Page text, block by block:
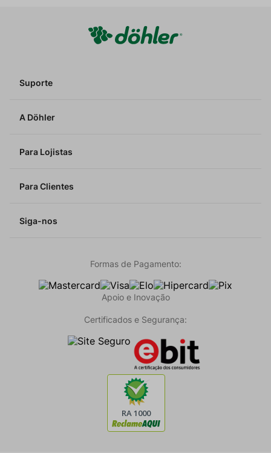
Suporte
A Döhler
Para Lojistas
Para Clientes
Siga-nos
Formas de Pagamento:
Apoio e Inovação
Certificados e Segurança: